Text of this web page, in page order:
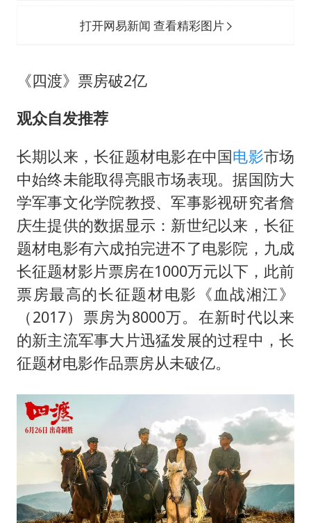
打开网易新闻 查看精彩图片
《四渡》票房破2亿
观众自发推荐
长期以来，长征题材电影在中国电影市场
中始终未能取得亮眼市场表现。据国防大
学军事文化学院教授、军事影视研究者詹
庆生提供的数据显示：新世纪以来，长征
题材电影有六成拍完进不了电影院，九成
长征题材影片票房在1000万元以下，此前
票房最高的长征题材电影《血战湘江》
（2017）票房为8000万。在新时代以来
的新主流军事大片迅猛发展的过程中，长
征题材电影作品票房从未破亿。